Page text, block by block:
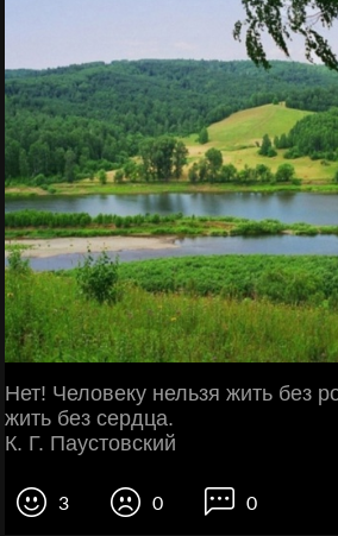
Нет! Человеку нельзя жить без
жить без сердца.
К. Г. Паустовский
3 0 0